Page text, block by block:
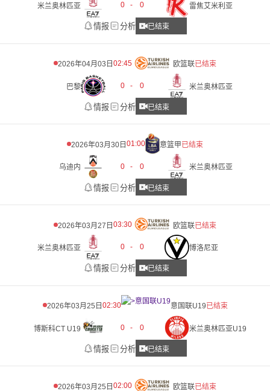
米兰奥林匹亚 0 - 0 雷焦艾米利亚
情报 分析 已结束
2026年04月03日 02:45 欧篮联已结束
巴黎 0 - 0 米兰奥林匹亚
情报 分析 已结束
2026年03月30日 01:00 意篮甲已结束
乌迪内 0 - 0 米兰奥林匹亚
情报 分析 已结束
2026年03月27日 03:30 欧篮联已结束
米兰奥林匹亚 0 - 0 博洛尼亚
情报 分析 已结束
2026年03月25日 02:30 意国联U19已结束
博斯科CT U19 0 - 0 米兰奥林匹亚U19
情报 分析 已结束
2026年03月25日 02:00 欧篮联已结束